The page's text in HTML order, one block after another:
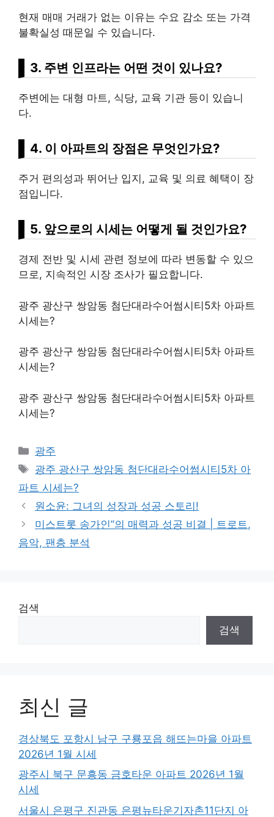
현재 매매 거래가 없는 이유는 수요 감소 또는 가격
불확실성 때문일 수 있습니다.
3. 주변 인프라는 어떤 것이 있나요?
주변에는 대형 마트, 식당, 교육 기관 등이 있습니
다.
4. 이 아파트의 장점은 무엇인가요?
주거 편의성과 뛰어난 입지, 교육 및 의료 혜택이 장
점입니다.
5. 앞으로의 시세는 어떻게 될 것인가요?
경제 전반 및 시세 관련 정보에 따라 변동할 수 있으
므로, 지속적인 시장 조사가 필요합니다.
광주 광산구 쌍암동 첨단대라수어썸시티5차 아파트
시세는?
광주 광산구 쌍암동 첨단대라수어썸시티5차 아파트
시세는?
광주 광산구 쌍암동 첨단대라수어썸시티5차 아파트
시세는?
Categories
광주
Tags
광주 광산구 쌍암동 첨단대라수어썸시티5차 아
파트 시세는?
원소윤: 그녀의 성장과 성공 스토리!
미스트롯 송가인”의 매력과 성공 비결 | 트로트,
음악, 팬층 분석
검색
검색
최신 글
경상북도 포항시 남구 구룡포읍 해뜨는마을 아파트
2026년 1월 시세
광주시 북구 문흥동 금호타운 아파트 2026년 1월
시세
서울시 은평구 진관동 은평뉴타운기자촌11단지 아